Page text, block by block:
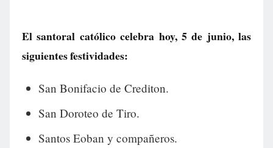
El santoral católico celebra hoy, 5 de junio, las
siguientes festividades:
San Bonifacio de Crediton.
San Doroteo de Tiro.
Santos Eoban y compañeros.